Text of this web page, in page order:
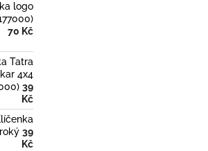
logo
70 Kč
Tatra
4x4
39
Kč
39
Kč